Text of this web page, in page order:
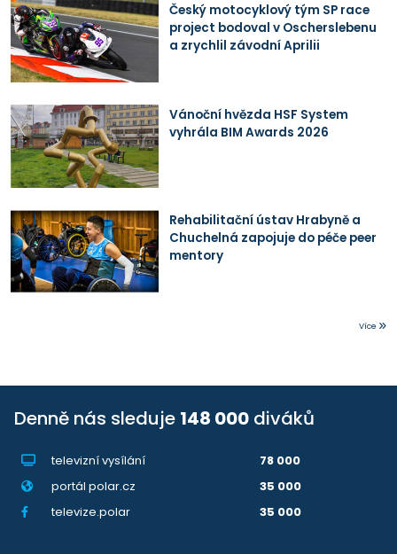
Český motocyklový tým SP race
project bodoval v Oscherslebenu
a zrychlil závodní Aprilii
Vánoční hvězda HSF System
vyhrála BIM Awards 2026
Rehabilitační ústav Hrabyně a
Chuchelná zapojuje do péče peer
mentory
Více
Denně nás sleduje 148 000 diváků
televizní vysílání
78 000
portál polar.cz
35 000
televize.polar
35 000